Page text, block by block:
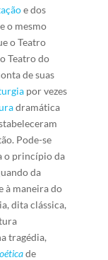
e dos
o mesmo
o Teatro
Teatro do
de suas
por vezes
dramática
Pode-se
o princípio da
da
à maneira do
dita clássica,
tragédia,
de